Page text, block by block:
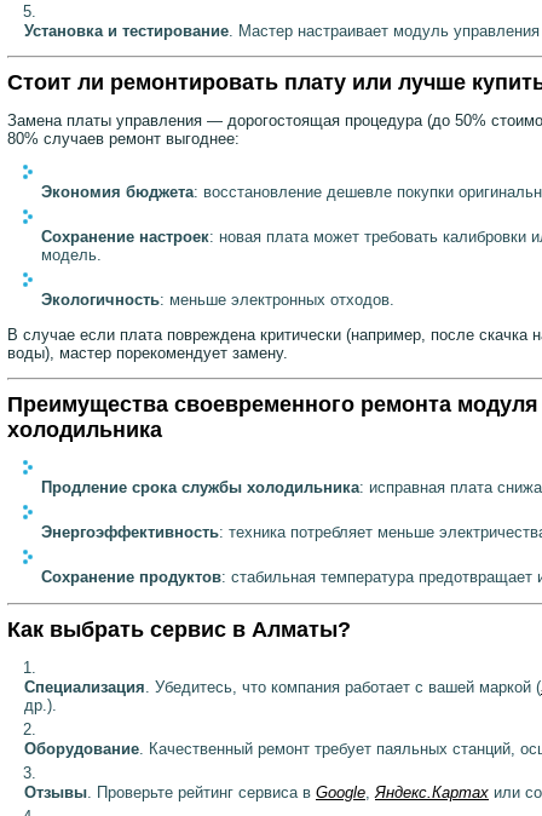
Установка и тестирование. Мастер настраивает модуль
Стоит ли ремонтировать плату или лучше
Замена платы управления — дорогостоящая процедура (до 50%
80% случаев ремонт выгоднее:
Экономия бюджета: восстановление дешевле покупки
Сохранение настроек: новая плата может требовать калибровки
модель.
Экологичность: меньше электронных отходов.
В случае если плата повреждена критически (например, после скачка
воды), мастер порекомендует замену.
Преимущества своевременного ремонта
холодильника
Продление срока службы холодильника: исправная плата
Энергоэффективность: техника потребляет меньше
Сохранение продуктов: стабильная температура предотвращает
Как выбрать сервис в Алматы?
Специализация. Убедитесь, что компания работает с вашей маркой (
др.).
Оборудование. Качественный ремонт требует паяльных станций,
Отзывы. Проверьте рейтинг сервиса в Google,Яндекс.Картах или